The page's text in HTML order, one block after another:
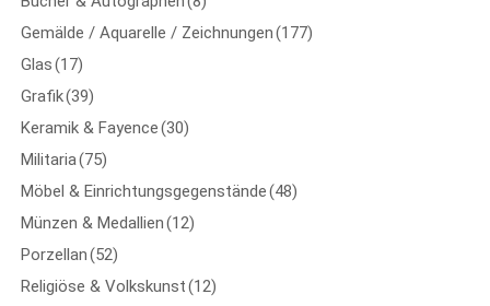
Gemälde / Aquarelle / Zeichnungen(177)
Glas(17)
Grafik(39)
Keramik & Fayence(30)
Militaria(75)
Möbel & Einrichtungsgegenstände(48)
Münzen & Medallien(12)
Porzellan(52)
Religiöse & Volkskunst(12)